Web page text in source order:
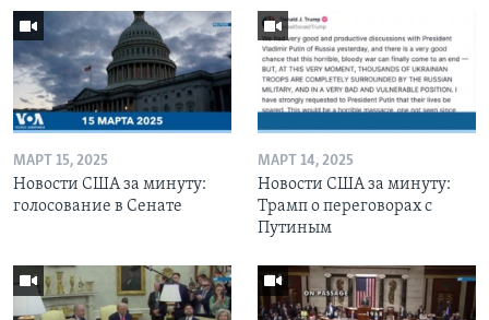
МАРТ 15, 2025
Новости США за минуту:
голосование в Сенате
МАРТ 14, 2025
Новости США за минуту:
Трамп о переговорах с
Путиным